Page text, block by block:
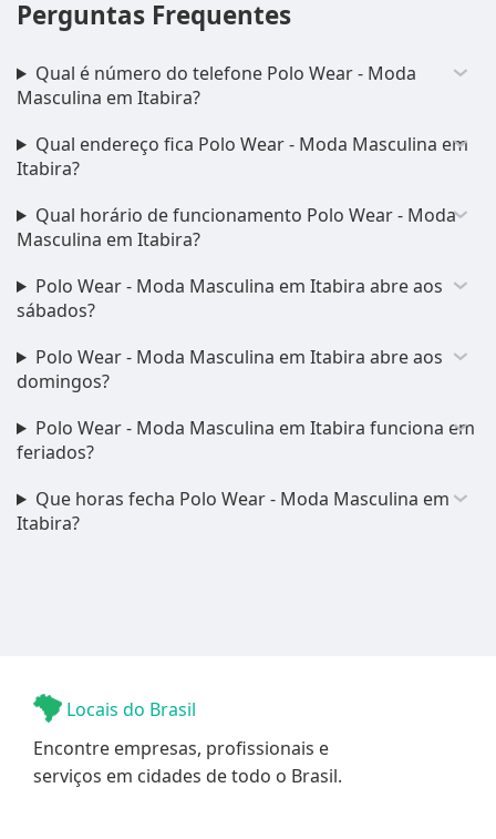
Perguntas Frequentes
Qual é número do telefone Polo Wear - Moda
Masculina em Itabira?
Qual endereço fica Polo Wear - Moda Masculina em
Itabira?
Qual horário de funcionamento Polo Wear - Moda
Masculina em Itabira?
Polo Wear - Moda Masculina em Itabira abre aos
sábados?
Polo Wear - Moda Masculina em Itabira abre aos
domingos?
Polo Wear - Moda Masculina em Itabira funciona em
feriados?
Que horas fecha Polo Wear - Moda Masculina em
Itabira?
Locais do Brasil
Encontre empresas, profissionais e
serviços em cidades de todo o Brasil.